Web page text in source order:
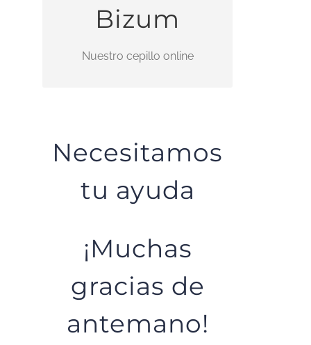
Bizum
Nuestro cepillo online
internet? Haznos una donación
ahora por Bizum.
Necesitamos
tu ayuda
¡Muchas
gracias de
antemano!